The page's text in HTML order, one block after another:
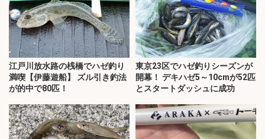
江戸川放水路の桟橋でハゼ釣り
満喫【伊藤遊船】 ズル引き釣法
が的中で80匹！
東京23区でハゼ釣りシーズンが
開幕！ デキハゼ5～10cmが52匹
とスタートダッシュに成功